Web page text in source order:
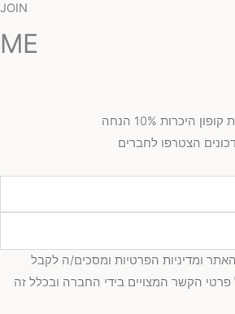
JOIN
ME
היכרות 10% הנחה
הצטרפו לחברים
ומדיניות הפרטיות ומסכים/ה לקבל
פרטי הקשר המצויים בידי החברה ובכלל זה